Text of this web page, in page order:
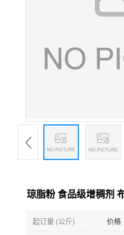
琼脂粉 食品级增稠剂
起订量 (公斤) 价格